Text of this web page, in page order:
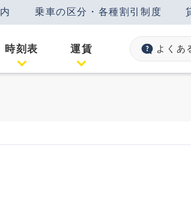
乗車の区分・各種割引制度
時刻表 運賃 よくあ